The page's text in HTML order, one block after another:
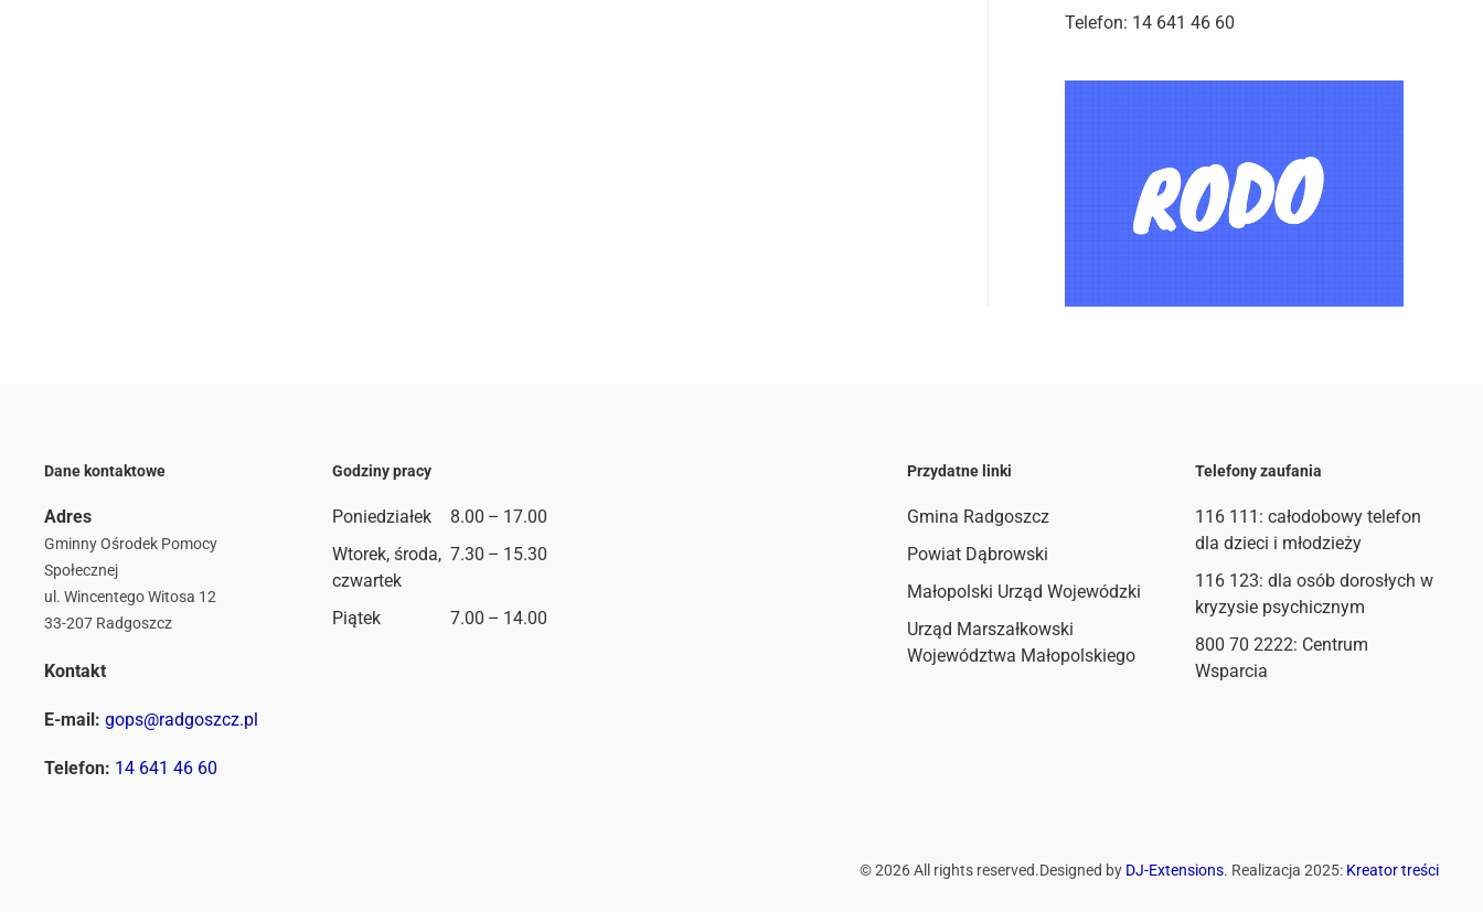
Telefon: 14 641 46 60
Dane kontaktowe
Adres
Gminny Ośrodek Pomocy
Społecznej
ul. Wincentego Witosa 12
33-207 Radgoszcz
Kontakt
E-mail: gops@radgoszcz.pl
Telefon: 14 641 46 60
Godziny pracy
Poniedziałek
8.00 – 17.00
Wtorek, środa,
czwartek
7.30 – 15.30
Piątek 7.00 – 14.00
Przydatne linki
Gmina Radgoszcz
Powiat Dąbrowski
Małopolski Urząd Wojewódzki
Urząd Marszałkowski
Województwa Małopolskiego
Telefony zaufania
116 111 : całodobowy telefon
dla dzieci i młodzieży
116 123: dla osób dorosłych w
kryzysie psychicznym
800 70 2222: Centrum
Wsparcia
©2026All rights reserved.Designed by DJ-Extensions. Realizacja 2025: Kreator treści